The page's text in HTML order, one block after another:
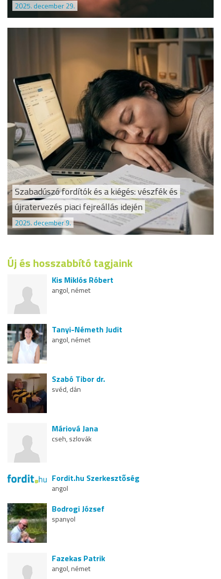
2025. december 29.
Szabadúszó fordítók és a kiégés: vészfék és
újratervezés piaci fejreállás idején
2025. december 9.
Új és hosszabbító tagjaink
Kis Miklós Róbert
angol, német
Tanyi-Németh Judit
angol, német
Szabó Tibor dr.
svéd, dán
Máriová Jana
cseh, szlovák
Fordit.hu Szerkesztőség
angol
Bodrogi József
spanyol
Fazekas Patrik
angol, német